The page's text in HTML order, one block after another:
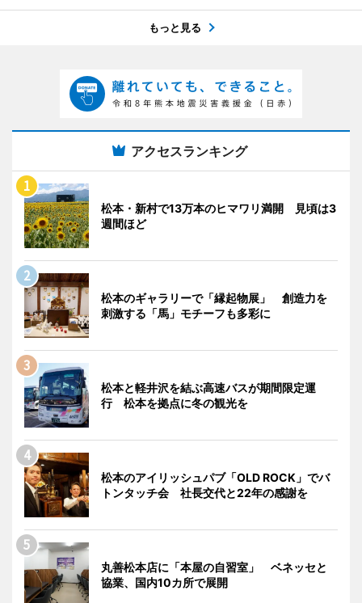
もっと見る
アクセスランキング
松本・新村で13万本のヒマワリ満開 見頃は3
週間ほど
松本のギャラリーで「縁起物展」 創造力を
刺激する「馬」モチーフも多彩に
松本と軽井沢を結ぶ高速バスが期間限定運
行 松本を拠点に冬の観光を
松本のアイリッシュパブ「OLD ROCK」でバ
トンタッチ会 社長交代と22年の感謝を
丸善松本店に「本屋の自習室」 ベネッセと
協業、国内10カ所で展開